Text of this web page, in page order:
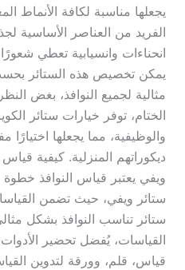
يجعلها مناسبة لكافة الأنماط
الفريد من العناصر الأساسية
انحناءات وانسيابية تعطي
يمكن تخصيص هذه الستائر
مثالية لجميع النوافذ، بغض
الختام، توفر خيارات ستائر
والوظيفية، مما يجعلها اختيارًا
ديكوراتهم المنزلية. كيفية
ويفي يعتبر قياس النوافذ
ستائر ويفي، حيث تضمن
ستائر تناسب النوافذ بشكل
القياسات، يُفضل تحضير
قياس، قلم، وورقة لتدوين